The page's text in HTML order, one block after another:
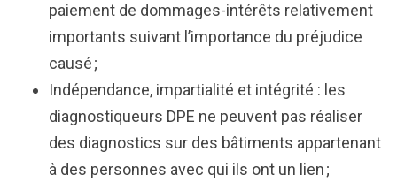
paiement de dommages-intérêts relativement
importants suivant l’importance du préjudice
causé ;
Indépendance, impartialité et intégrité : les
diagnostiqueurs DPE ne peuvent pas réaliser
des diagnostics sur des bâtiments appartenant
à des personnes avec qui ils ont un lien ;